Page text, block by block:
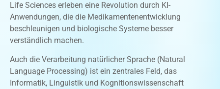
Life Sciences erleben eine Revolution durch KI-
Anwendungen, die die Medikamentenentwicklung
beschleunigen und biologische Systeme besser
verständlich machen.
Auch die Verarbeitung natürlicher Sprache (Natural
Language Processing) ist ein zentrales Feld, das
Informatik, Linguistik und Kognitionswissenschaft